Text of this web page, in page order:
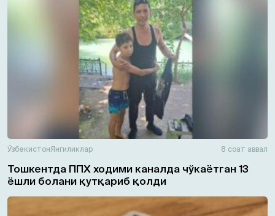
ЎзбекистонЯнгиликлар 8 соат аввал
Тошкентда ППХ ходими каналда чўкаётган 13
ёшли болани қутқариб қолди